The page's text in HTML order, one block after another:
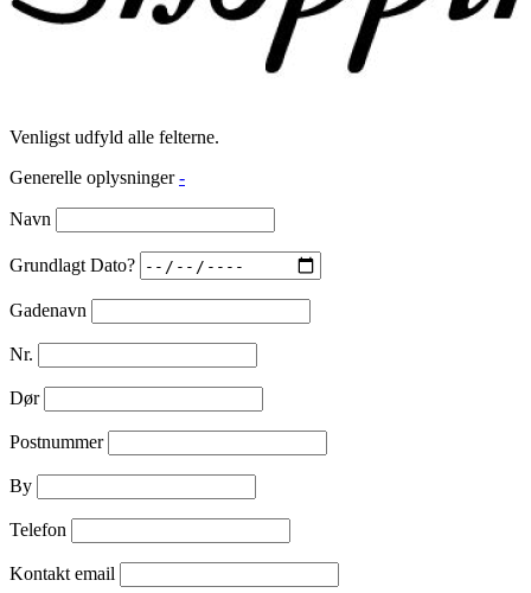
Venligst udfyld alle felterne.
Generelle oplysninger -
Navn
Grundlagt Dato?
Gadenavn
Nr.
Dør
Postnummer
By
Telefon
Kontakt email